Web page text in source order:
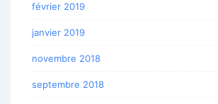
février 2019
janvier 2019
novembre 2018
septembre 2018